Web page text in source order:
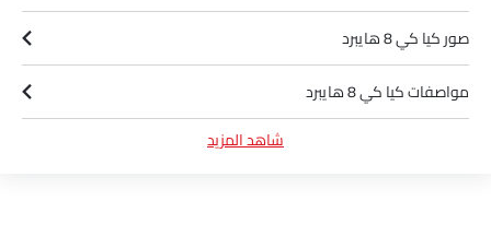
صور كيا كي 8 هايبرد
مواصفات كيا كي 8 هايبرد
شاهد المزيد